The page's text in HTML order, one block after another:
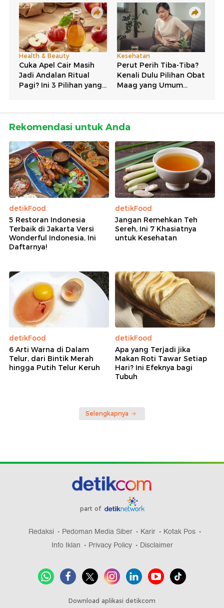
Rekomendasi untuk Anda
detikFood
5 Restoran Indonesia
Terbaik di Jakarta Versi
Wonderful Indonesia, Ini
Daftarnya!
detikFood
Jangan Remehkan Teh
Sereh, Ini 7 Khasiatnya
untuk Kesehatan
detikFood
6 Arti Warna di Dalam
Telur, dari Bintik Merah
hingga Putih Telur Keruh
detikFood
Apa yang Terjadi jika
Makan Roti Tawar Setiap
Hari? Ini Efeknya bagi
Tubuh
Selengkapnya
part of
Redaksi Pedoman Media Siber Karir
Kotak Pos
Info Iklan
Privacy Policy Disclaimer
Download aplikasi detikcom